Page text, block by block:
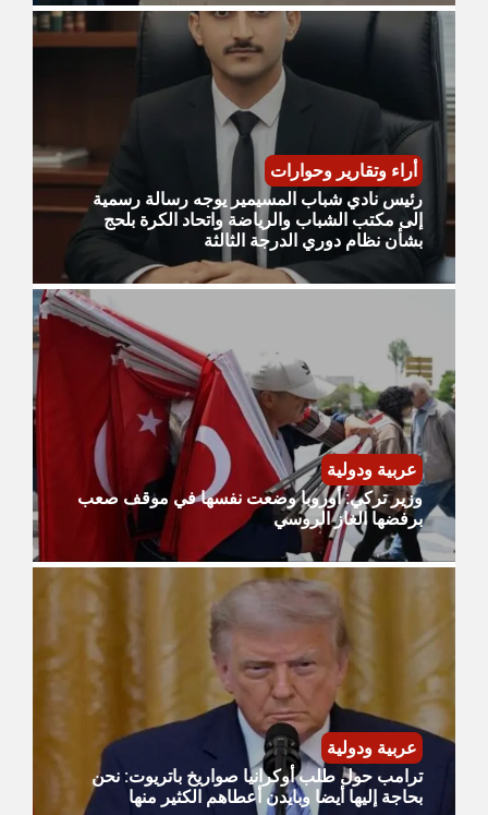
أراء وتقارير وحوارات
رئيس نادي شباب المسيمير يوجه رسالة رسمية
إلى مكتب الشباب والرياضة واتحاد الكرة بلحج
بشأن نظام دوري الدرجة الثالثة
عربية ودولية
وزير تركي: أوروبا وضعت نفسها في موقف صعب
برفضها الغاز الروسي
عربية ودولية
ترامب حول طلب أوكرانيا صواريخ باتريوت: نحن
بحاجة إليها أيضا وبايدن أعطاهم الكثير منها